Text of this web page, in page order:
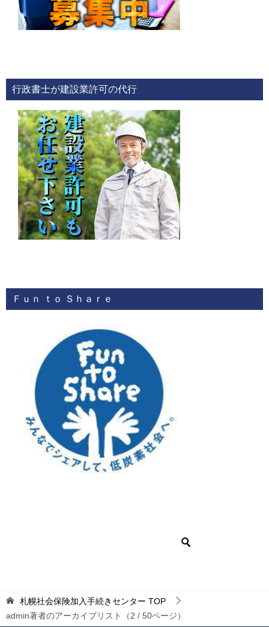
行政書士が建設業許可の代行
Ｆｕｎ ｔｏ Ｓｈａｒｅ
札幌社会保険加入手続きセンター TOP
admin著者のアーカイブリスト（2 / 50ページ）